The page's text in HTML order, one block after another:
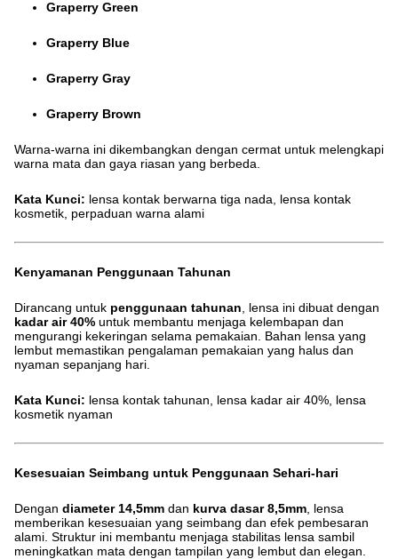
Graperry Green
Graperry Blue
Graperry Gray
Graperry Brown
Warna-warna ini dikembangkan dengan cermat untuk melengkapi
warna mata dan gaya riasan yang berbeda.
Kata Kunci: lensa kontak berwarna tiga nada, lensa kontak
kosmetik, perpaduan warna alami
Kenyamanan Penggunaan Tahunan
Dirancang untuk penggunaan tahunan , lensa ini dibuat dengan
kadar air 40% untuk membantu menjaga kelembapan dan
mengurangi kekeringan selama pemakaian. Bahan lensa yang
lembut memastikan pengalaman pemakaian yang halus dan
nyaman sepanjang hari.
Kata Kunci: lensa kontak tahunan, lensa kadar air 40%, lensa
kosmetik nyaman
Kesesuaian Seimbang untuk Penggunaan Sehari-hari
Dengan diameter 14,5mm dan kurva dasar 8,5mm , lensa
memberikan kesesuaian yang seimbang dan efek pembesaran
alami. Struktur ini membantu menjaga stabilitas lensa sambil
meningkatkan mata dengan tampilan yang lembut dan elegan.